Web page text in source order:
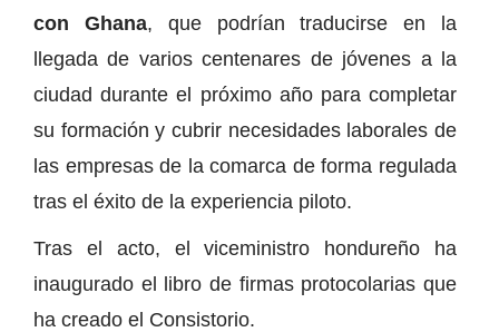
con Ghana, que podrían traducirse en la
llegada de varios centenares de jóvenes a la
ciudad durante el próximo año para completar
su formación y cubrir necesidades laborales de
las empresas de la comarca de forma regulada
tras el éxito de la experiencia piloto.
Tras el acto, el viceministro hondureño ha
inaugurado el libro de firmas protocolarias que
ha creado el Consistorio.